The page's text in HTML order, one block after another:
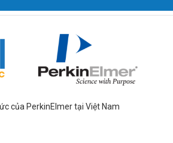
của PerkinElmer tại Việt Nam